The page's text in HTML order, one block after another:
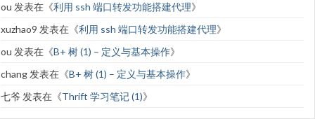
ou 发表在《利用 ssh 端口转发功能搭建代理》
xuzhao9 发表在《利用 ssh 端口转发功能搭建代理》
ou 发表在《B+ 树 (1) – 定义与基本操作》
chang 发表在《B+ 树 (1) – 定义与基本操作》
七爷 发表在《Thrift 学习笔记 (1)》